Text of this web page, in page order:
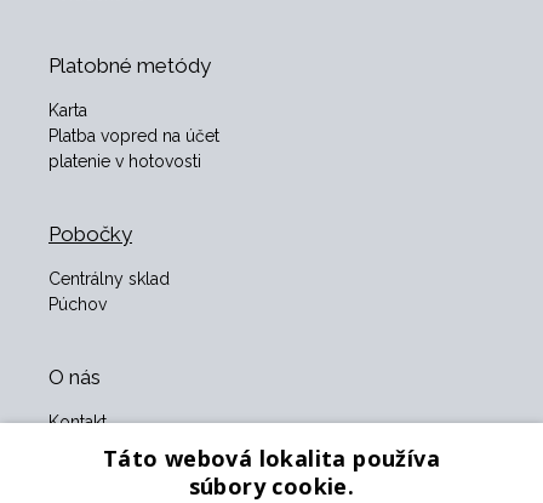
Platobné metódy
Karta
Platba vopred na účet
platenie v hotovosti
Pobočky
Centrálny sklad
Púchov
O nás
Kontakt
Obchodné podmienky
Táto webová lokalita používa
súbory cookie.